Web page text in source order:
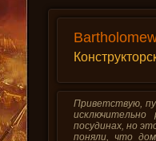
Приветствую,
посудинах, но
поняли, что